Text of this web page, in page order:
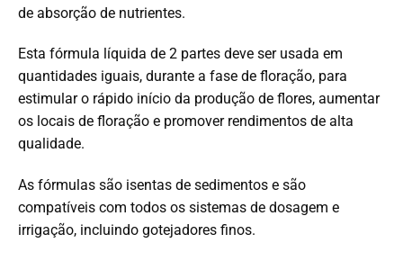
de absorção de nutrientes.
Esta fórmula líquida de 2 partes deve ser usada em
quantidades iguais, durante a fase de floração, para
estimular o rápido início da produção de flores, aumentar
os locais de floração e promover rendimentos de alta
qualidade.
As fórmulas são isentas de sedimentos e são
compatíveis com todos os sistemas de dosagem e
irrigação, incluindo gotejadores finos.